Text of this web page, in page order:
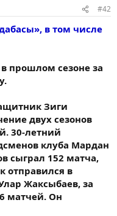
#42
в том числе
прошлом сезоне за
Зиги
двух сезонов
30-летний
клуба Мардан
сыграл 152 матча,
отправился в
Жаксыбаев, за
матчей. Он